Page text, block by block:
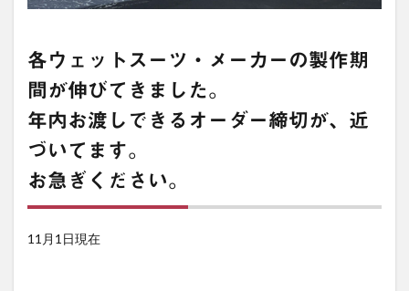
各ウェットスーツ・メーカーの製作期
間が伸びてきました。
年内お渡しできるオーダー締切が、近
づいてます。
お急ぎください。
11月1日現在